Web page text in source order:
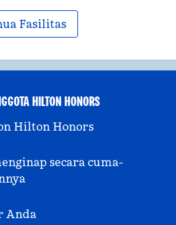
Fasilitas
HILTON HONORS
Hilton Honors
secara cuma-
Anda